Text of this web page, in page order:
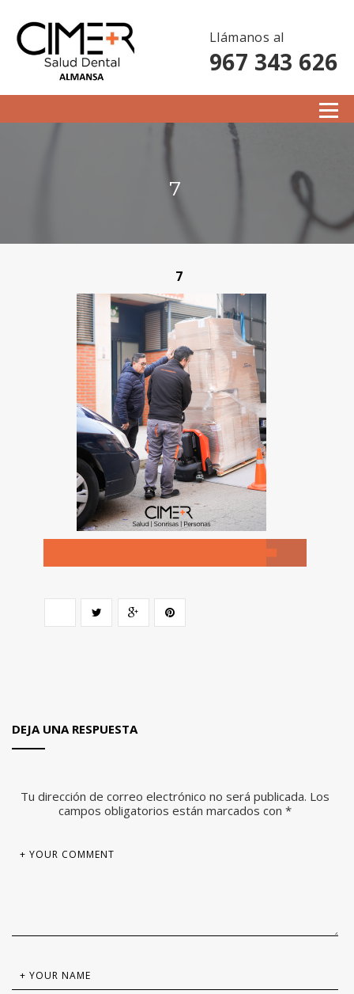
Llámanos al
967 343 626
7
7
DEJA UNA RESPUESTA
Tu dirección de correo electrónico no será publicada. Los
campos obligatorios están marcados con *